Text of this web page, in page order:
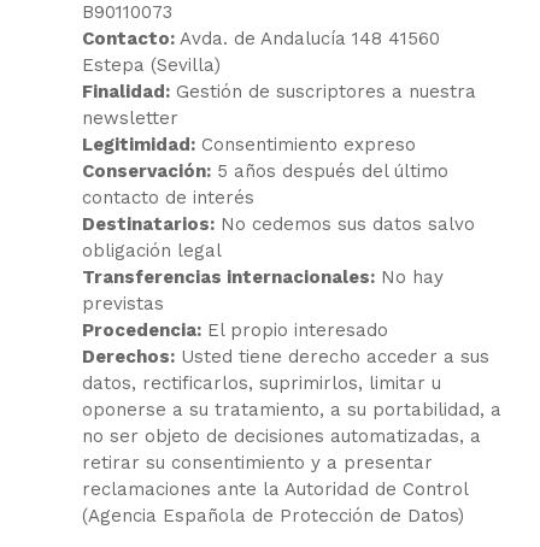
B90110073
Contacto: Avda. de Andalucía 148 41560
Estepa (Sevilla)
Finalidad: Gestión de suscriptores a nuestra
newsletter
Legitimidad: Consentimiento expreso
Conservación: 5 años después del último
contacto de interés
Destinatarios: No cedemos sus datos salvo
obligación legal
Transferencias internacionales: No hay
previstas
Procedencia: El propio interesado
Derechos: Usted tiene derecho acceder a sus
datos, rectificarlos, suprimirlos, limitar u
oponerse a su tratamiento, a su portabilidad, a
no ser objeto de decisiones automatizadas, a
retirar su consentimiento y a presentar
reclamaciones ante la Autoridad de Control
(Agencia Española de Protección de Datos)